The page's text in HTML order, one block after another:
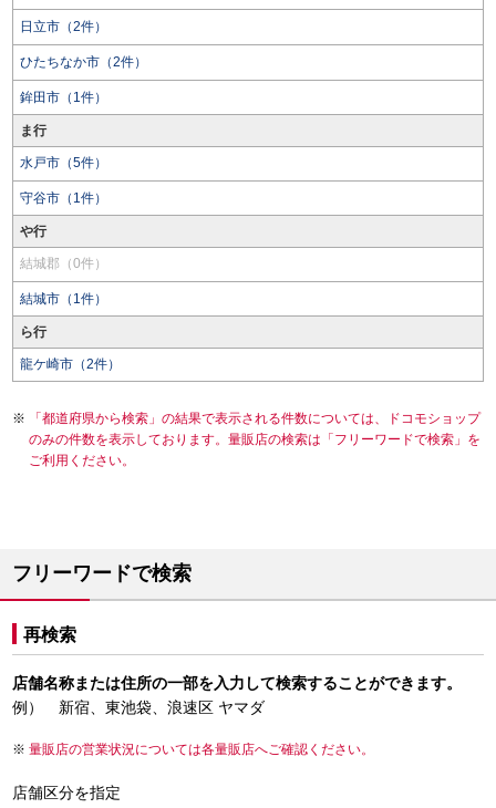
日立市（2件）
ひたちなか市（2件）
鉾田市（1件）
ま行
水戸市（5件）
守谷市（1件）
や行
結城郡（0件）
結城市（1件）
ら行
龍ケ崎市（2件）
「都道府県から検索」の結果で表示される件数については、ドコモショップ
のみの件数を表示しております。量販店の検索は「フリーワードで検索」を
ご利用ください。
フリーワードで検索
再検索
店舗名称または住所の一部を入力して検索することができます。
例） 新宿、東池袋、浪速区 ヤマダ
量販店の営業状況については各量販店へご確認ください。
店舗区分を指定